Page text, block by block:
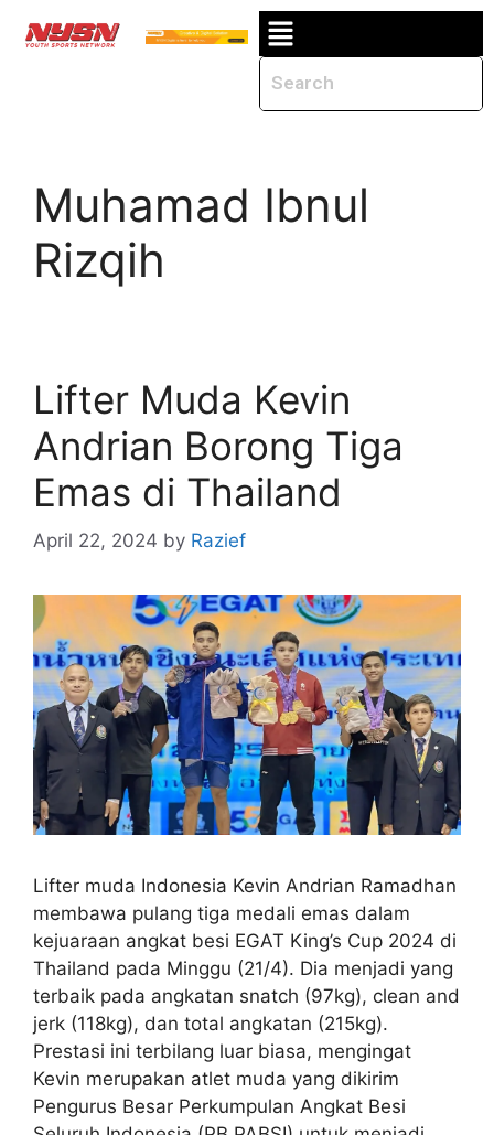
Muhamad Ibnul
Rizqih
Lifter Muda Kevin
Andrian Borong Tiga
Emas di Thailand
April 22, 2024 by Razief
Lifter muda Indonesia Kevin Andrian Ramadhan
membawa pulang tiga medali emas dalam
kejuaraan angkat besi EGAT King’s Cup 2024 di
Thailand pada Minggu (21/4). Dia menjadi yang
terbaik pada angkatan snatch (97kg), clean and
jerk (118kg), dan total angkatan (215kg).
Prestasi ini terbilang luar biasa, mengingat
Kevin merupakan atlet muda yang dikirim
Pengurus Besar Perkumpulan Angkat Besi